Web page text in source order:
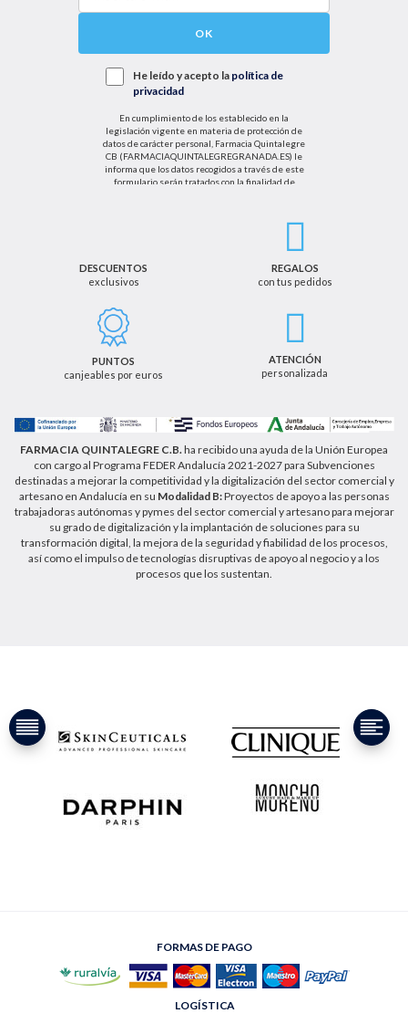
OK
He leído y acepto la política de
privacidad
En cumplimiento de los establecido en la
legislación vigente en materia de protección de
datos de carácter personal, Farmacia Quintalegre
CB (FARMACIAQUINTALEGREGRANADA.ES) le
informa que los datos recogidos a través de este
formulario serán tratados con la finalidad de
el tratamiento de sus datos personales se basará
cancelación u oposición, así como los derechos
adicionales que le asisten a través de la dirección
de email info@farmaciaquintalegregranada.es, así
como a través de los medios detallados en la
información adicional sobre nuestra política de
privacidad que puede consultar en la dirección web
DESCUENTOS
exclusivos
REGALOS
con tus pedidos
PUNTOS
canjeables por euros
ATENCIÓN
personalizada
FARMACIA QUINTALEGRE C.B. ha recibido una ayuda de la Unión Europea
con cargo al Programa FEDER Andalucía 2021-2027 para Subvenciones
destinadas a mejorar la competitividad y la digitalización del sector comercial y
artesano en Andalucía en su Modalidad B:Proyectos de apoyo a las personas
trabajadoras autónomas y pymes del sector comercial y artesano para mejorar
su grado de digitalización y la implantación de soluciones para su
transformación digital, la mejora de la seguridad y fiabilidad de los procesos,
así como el impulso de tecnologías disruptivas de apoyo al negocio y a los
procesos que los sustentan.
FORMAS DE PAGO
LOGÍSTICA